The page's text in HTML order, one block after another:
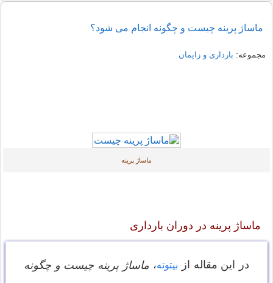
ماساژ پرینه چیست و چگونه انجام می شود؟
مجموعه: بارداری و زایمان
ماساژ پرینه
ماساژ پرینه در دوران بارداری
در این مقاله از بیتوته، ماساژ پرینه چیست و چگونه